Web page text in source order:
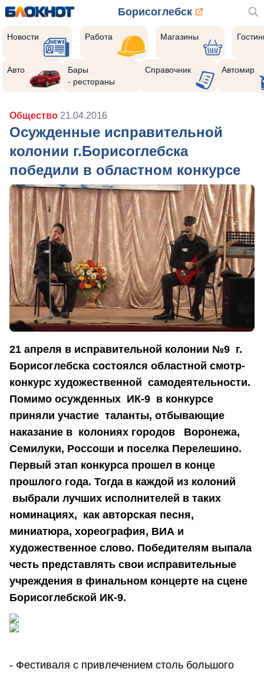
Борисоглебск
Новости Работа Магазины
Авто
Бары
- рестораны
Справочник Автомир
Общество 21.04.2016
Осужденные исправительной
колонии г.Борисоглебска
победили в областном конкурсе
21 апреля в исправительной колонии №9 г.
Борисоглебска состоялся областной смотр-
конкурс художественной самодеятельности.
Помимо осужденных ИК-9 в конкурсе
приняли участие таланты, отбывающие
наказание в колониях городов Воронежа,
Семилуки, Россоши и поселка Перелешино.
Первый этап конкурса прошел в конце
прошлого года. Тогда в каждой из колоний
выбрали лучших исполнителей в таких
номинациях, как авторская песня,
миниатюра, хореография, ВИА и
художественное слово. Победителям выпала
честь представлять свои исправительные
учреждения в финальном концерте на сцене
Борисоглебской ИК-9.
- Фестиваля с привлечением столь большого